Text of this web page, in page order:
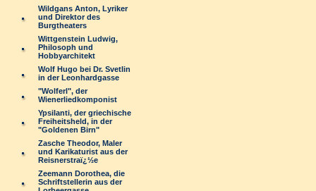
Wildgans Anton, Lyriker
und Direktor des
Burgtheaters
Wittgenstein Ludwig,
Philosoph und
Hobbyarchitekt
Wolf Hugo bei Dr. Svetlin
in der Leonhardgasse
"Wolferl", der
Wienerliedkomponist
Ypsilanti, der griechische
Freiheitsheld, in der
"Goldenen Birn"
Zasche Theodor, Maler
und Karikaturist aus der
Reisnerstraï¿½e
Zeemann Dorothea, die
Schriftstellerin aus der